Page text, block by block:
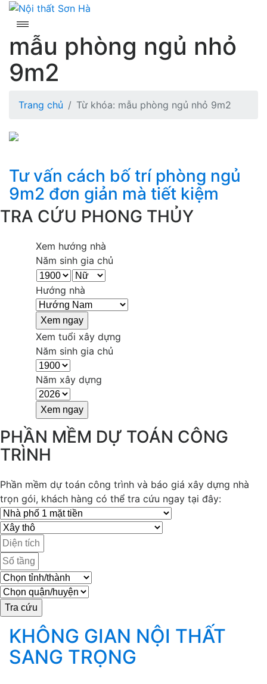
Skip
content
mẫu phòng ngủ nhỏ
9m2
Trang chủ Từ khóa: mẫu phòng ngủ nhỏ 9m2
Tư vấn cách bố trí phòng ngủ
9m2 đơn giản mà tiết kiệm
TRA CỨU PHONG THỦY
Xem hướng nhà
Năm sinh gia chủ
Hướng nhà
Xem tuổi xây dựng
Năm sinh gia chủ
Năm xây dựng
PHẦN MỀM DỰ TOÁN CÔNG
TRÌNH
Phần mềm dự toán công trình và báo giá xây dựng nhà
trọn gói, khách hàng có thể tra cứu ngay tại đây:
KHÔNG GIAN NỘI THẤT
SANG TRỌNG